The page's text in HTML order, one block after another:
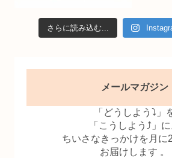
さらに読み込む...
メールマガジン
「どうしよう⤵」
「こうしよう⤴」に
ちいさなきっかけを月に2
お届けします 。